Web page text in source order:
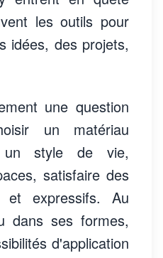
les outils pour
idées, des projets,
une question
un matériau
un style de vie,
satisfaire des
et expressifs. Au
dans ses formes,
d'application